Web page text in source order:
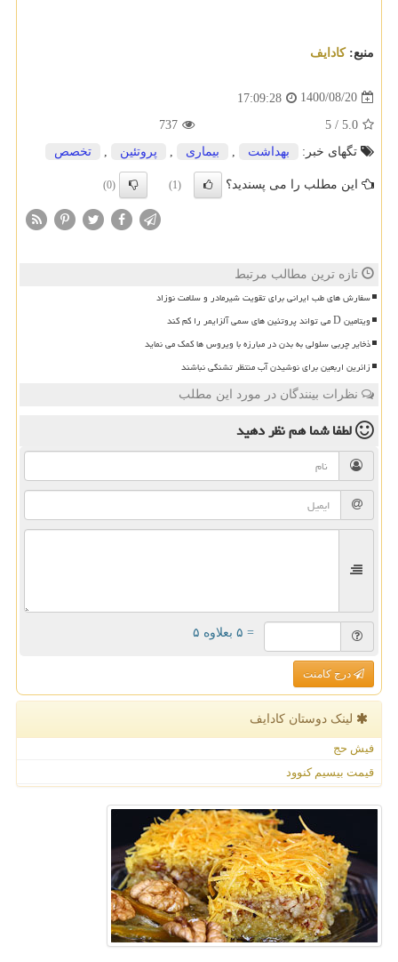
منبع:كادایف
1400/08/20
17:09:28
5.0
/
5
737
تگهای خبر:
بهداشت , بیماری , پروتئین , تخصص
این مطلب را می پسندید؟ (1)
(0)
تازه ترین مطالب مرتبط
سفارش های طب ایرانی برای تقویت شیرمادر و سلامت نوزاد
ویتامین D می تواند پروتئین های سمی آلزایمر را کم کند
ذخایر چربی سلولی به بدن در مبارزه با ویروس ها کمک می نماید
زائرین اربعین برای نوشیدن آب منتظر تشنگی نباشند
نظرات بینندگان در مورد این مطلب
لطفا شما همنظر دهید
= ۵ بعلاوه ۵
درج کامنت
لینک دوستان كادایف
فیش حج
قیمت بیسیم کنوود